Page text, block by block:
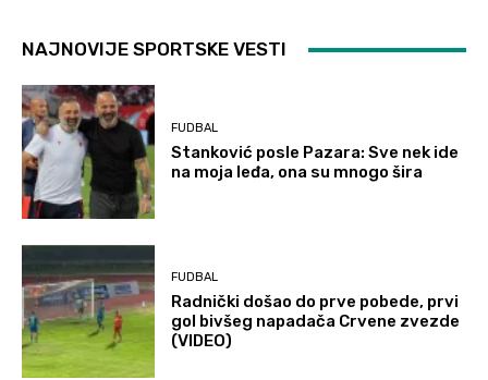
NAJNOVIJE SPORTSKE VESTI
FUDBAL
Stanković posle Pazara: Sve nek ide
na moja leđa, ona su mnogo šira
FUDBAL
Radnički došao do prve pobede, prvi
gol bivšeg napadača Crvene zvezde
(VIDEO)